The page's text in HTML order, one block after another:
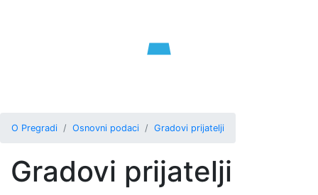
O Pregradi Osnovni podaci Gradovi prijatelji
Gradovi prijatelji